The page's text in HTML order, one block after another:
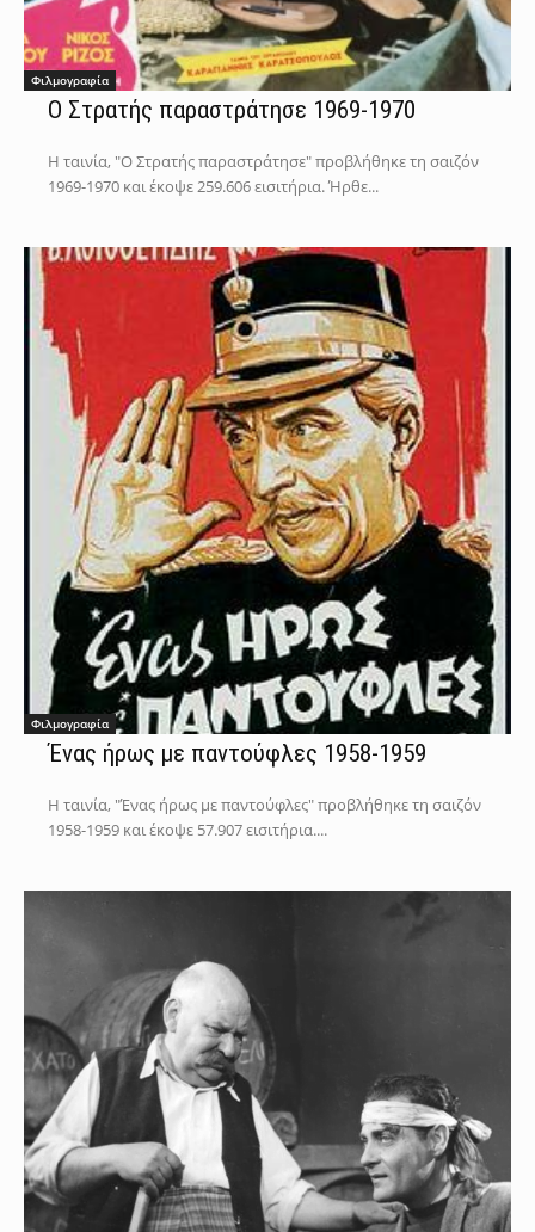
Φιλμογραφία
Ο Στρατής παραστράτησε 1969-1970
Η ταινία, "Ο Στρατής παραστράτησε" προβλήθηκε τη σαιζόν
1969-1970 και έκοψε 259.606 εισιτήρια. Ήρθε...
Φιλμογραφία
Ένας ήρως με παντούφλες 1958-1959
Η ταινία, "Ένας ήρως με παντούφλες" προβλήθηκε τη σαιζόν
1958-1959 και έκοψε 57.907 εισιτήρια....